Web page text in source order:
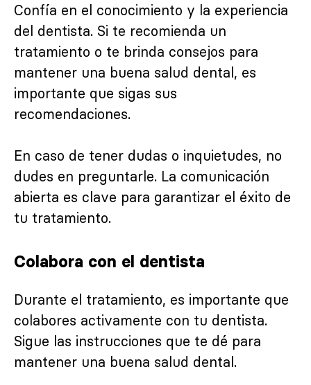
Confía en el conocimiento y la experiencia
del dentista. Si te recomienda un
tratamiento o te brinda consejos para
mantener una buena salud dental, es
importante que sigas sus
recomendaciones.
En caso de tener dudas o inquietudes, no
dudes en preguntarle. La comunicación
abierta es clave para garantizar el éxito de
tu tratamiento.
Colabora con el dentista
Durante el tratamiento, es importante que
colabores activamente con tu dentista.
Sigue las instrucciones que te dé para
mantener una buena salud dental.